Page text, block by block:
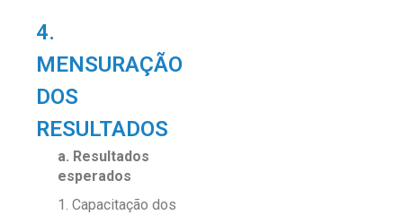
4.
MENSURAÇÃO
DOS
RESULTADOS
a. Resultados
esperados
Capacitação dos